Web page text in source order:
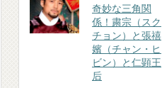
奇妙な三角関
係！粛宗（スク
チョン）と張禧
嬪（チャン・ヒ
ビン）と仁顕王
后